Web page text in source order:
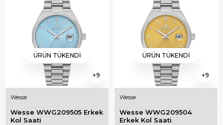
9
ÜRÜN TÜKENDI
Wesse
Wesse WWG209505 Erkek
Kol Saati
9
ÜRÜN TÜKENDI
Wesse
Wesse WWG209504
Erkek Kol Saati